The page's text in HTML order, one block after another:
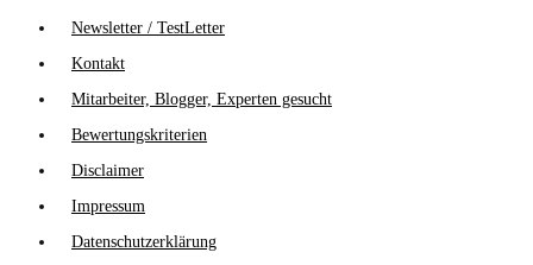
Newsletter / TestLetter
Kontakt
Mitarbeiter, Blogger, Experten gesucht
Bewertungskriterien
Disclaimer
Impressum
Datenschutzerklärung